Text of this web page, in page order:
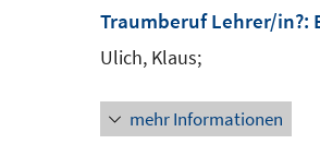
Traumberuf Lehrer/in?:
Ulich, Klaus;
mehr Informationen